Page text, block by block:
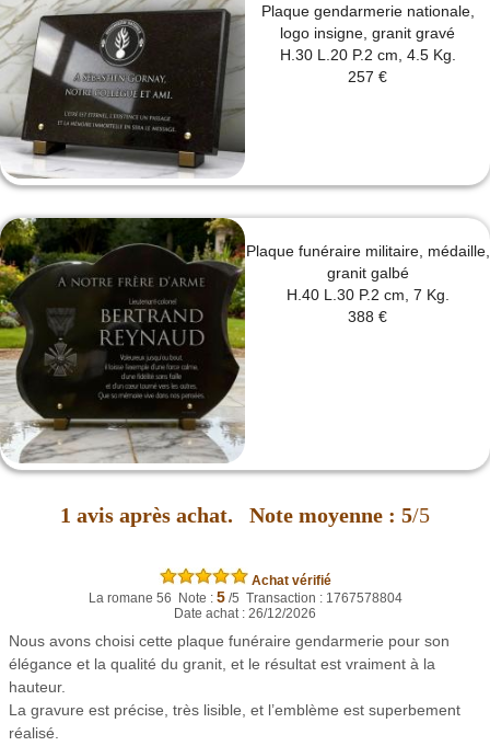
Plaque gendarmerie nationale,
logo insigne, granit gravé
H.30 L.20 P.2 cm, 4.5 Kg.
257 €
Plaque funéraire militaire, médaille,
granit galbé
H.40 L.30 P.2 cm, 7 Kg.
388 €
1 avis après achat. Note moyenne : 5/5
Achat vérifié
La romane 56 Note : 5/5 Transaction : 1767578804
Date achat : 26/12/2026
Nous avons choisi cette plaque funéraire gendarmerie pour son
élégance et la qualité du granit, et le résultat est vraiment à la
hauteur.
La gravure est précise, très lisible, et l’emblème est superbement
réalisé.